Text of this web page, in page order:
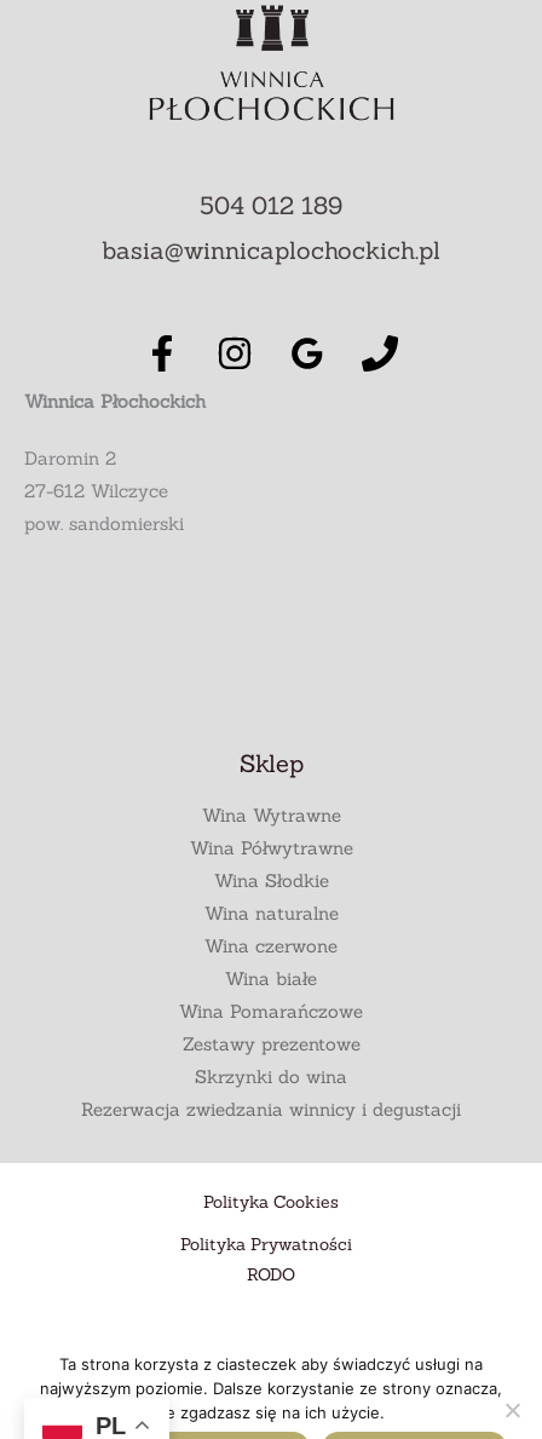
504 012 189
basia@winnicaplochockich.pl
Winnica Płochockich
Daromin 2
27-612 Wilczyce
pow. sandomierski
Sklep
Wina Wytrawne
Wina Półwytrawne
Wina Słodkie
Wina naturalne
Wina czerwone
Wina białe
Wina Pomarańczowe
Zestawy prezentowe
Skrzynki do wina
Rezerwacja zwiedzania winnicy i degustacji
Polityka Cookies
Polityka Prywatności
RODO
Regulamin
PL
Ta strona korzysta z ciasteczek aby świadczyć usługi na
najwyższym poziomie. Dalsze korzystanie ze strony oznacza,
że zgadzasz się na ich użycie.